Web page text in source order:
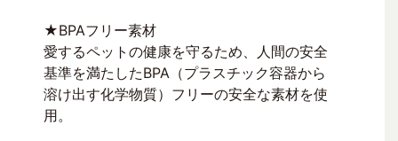
★BPAフリー素材
愛するペットの健康を守るため、人間の安全
基準を満たしたBPA（プラスチック容器から
溶け出す化学物質）フリーの安全な素材を使
用。